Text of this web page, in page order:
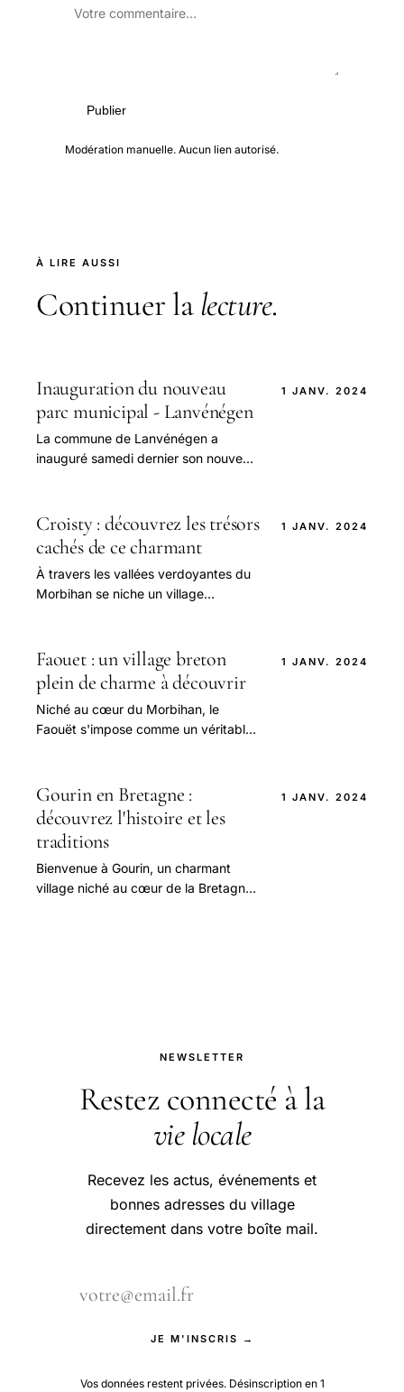
Publier
Modération manuelle. Aucun lien autorisé.
À LIRE AUSSI
Continuer la lecture.
Inauguration du nouveau
parc municipal - Lanvénégen
La commune de Lanvénégen a
inauguré samedi dernier son nouveau
habitants.
1 JANV. 2024
Croisty : découvrez les trésors
cachés de ce charmant
À travers les vallées verdoyantes du
Morbihan se niche un village
1 JANV. 2024
Faouet : un village breton
plein de charme à découvrir
Niché au cœur du Morbihan, le
Faouët s'impose comme un véritable
1 JANV. 2024
Gourin en Bretagne :
découvrez l'histoire et les
traditions
Bienvenue à Gourin, un charmant
village niché au cœur de la Bretagne,
1 JANV. 2024
NEWSLETTER
Restez connecté à la
vie locale
Recevez les actus, événements et
bonnes adresses du village
directement dans votre boîte mail.
JE M'INSCRIS →
Vos données restent privées. Désinscription en 1